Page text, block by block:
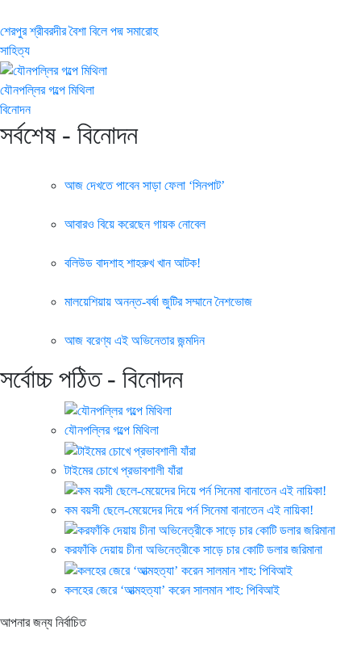
শেরপুর শ্রীবরদীর বৈশা বিলে পদ্ম সমারোহ
সাহিত্য
যৌনপল্লির গল্পে মিথিলা
বিনোদন
সর্বশেষ - বিনোদন
আজ দেখতে পাবেন সাড়া ফেলা ‘সিনপাট’
আবারও বিয়ে করেছেন গায়ক নোবেল
বলিউড বাদশাহ শাহরুখ খান আটক!
মালয়েশিয়ায় অনন্ত-বর্ষা জুটির সম্মানে নৈশভোজ
আজ বরেণ্য এই অভিনেতার জন্মদিন
সর্বোচ্চ পঠিত - বিনোদন
যৌনপল্লির গল্পে মিথিলা
টাইমের চোখে প্রভাবশালী যাঁরা
কম বয়সী ছেলে-মেয়েদের দিয়ে পর্ন সিনেমা বানাতেন এই নায়িকা!
করফাঁকি দেয়ায় চীনা অভিনেত্রীকে সাড়ে চার কোটি ডলার জরিমানা
কলহের জেরে ‘আত্মহত্যা’ করেন সালমান শাহ: পিবিআই
আপনার জন্য নির্বাচিত